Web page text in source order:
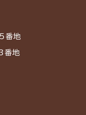
番地
番地